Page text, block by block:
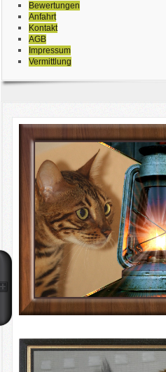
Bewertungen
Anfahrt
Kontakt
AGB
Impressum
Vermittlung